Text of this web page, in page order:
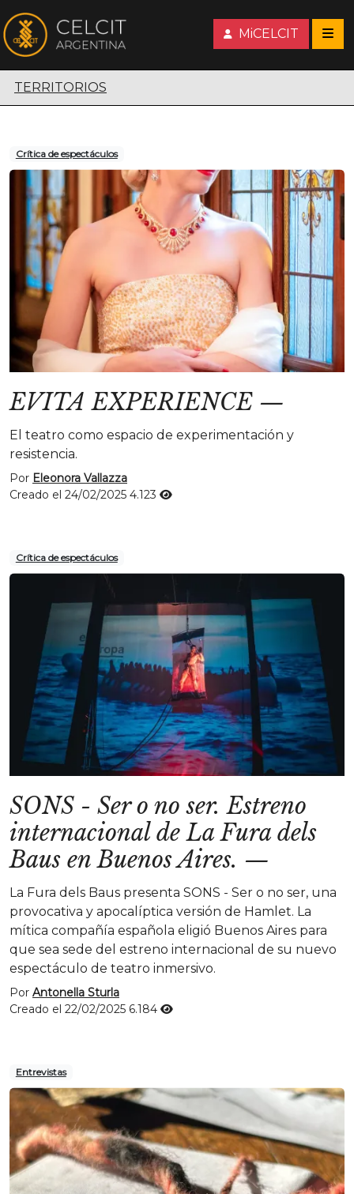
MiCELCIT
Territorios escénicos
TERRITORIOS
Crítica de espectáculos
EVITA EXPERIENCE —
El teatro como espacio de experimentación y
resistencia.
Por Eleonora Vallazza
Creado el 24/02/2025 4.123
Crítica de espectáculos
SONS - Ser o no ser. Estreno
internacional de La Fura dels
Baus en Buenos Aires. —
La Fura dels Baus presenta SONS - Ser o no ser, una
provocativa y apocalíptica versión de Hamlet. La
mítica compañía española eligió Buenos Aires para
que sea sede del estreno internacional de su nuevo
espectáculo de teatro inmersivo.
Por Antonella Sturla
Creado el 22/02/2025 6.184
Entrevistas